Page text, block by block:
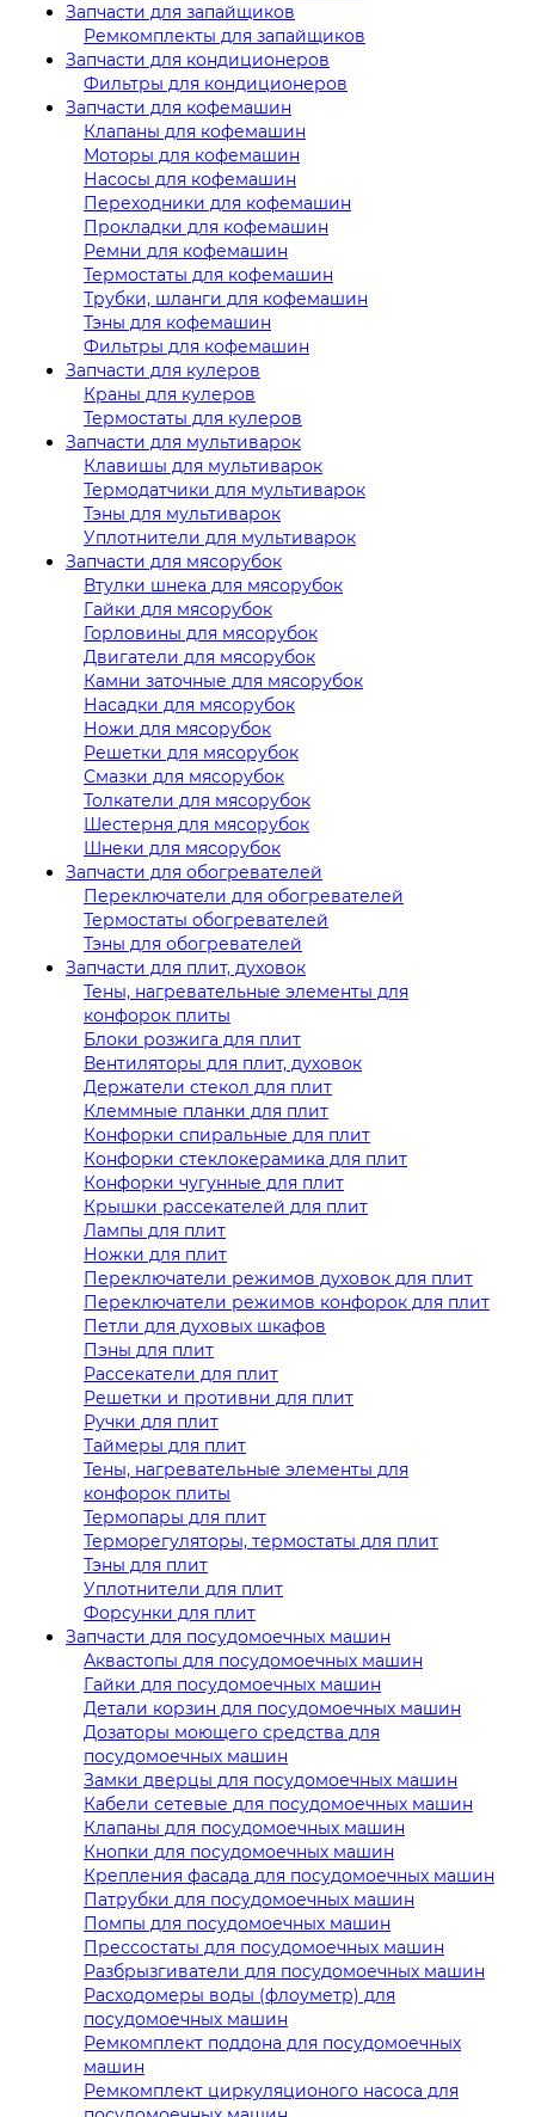
Запчасти для запайщиков
Ремкомплекты для запайщиков
Запчасти для кондиционеров
Фильтры для кондиционеров
Запчасти для кофемашин
Клапаны для кофемашин
Моторы для кофемашин
Насосы для кофемашин
Переходники для кофемашин
Прокладки для кофемашин
Ремни для кофемашин
Термостаты для кофемашин
Трубки, шланги для кофемашин
Тэны для кофемашин
Фильтры для кофемашин
Запчасти для кулеров
Краны для кулеров
Термостаты для кулеров
Запчасти для мультиварок
Клавишы для мультиварок
Термодатчики для мультиварок
Тэны для мультиварок
Уплотнители для мультиварок
Запчасти для мясорубок
Втулки шнека для мясорубок
Гайки для мясорубок
Горловины для мясорубок
Двигатели для мясорубок
Камни заточные для мясорубок
Насадки для мясорубок
Ножи для мясорубок
Решетки для мясорубок
Смазки для мясорубок
Толкатели для мясорубок
Шестерня для мясорубок
Шнеки для мясорубок
Запчасти для обогревателей
Переключатели для обогревателей
Термостаты обогревателей
Тэны для обогревателей
Запчасти для плит, духовок
Тены, нагревательные элементы для
конфорок плиты
Блоки розжига для плит
Вентиляторы для плит, духовок
Держатели стекол для плит
Клеммные планки для плит
Конфорки спиральные для плит
Конфорки стеклокерамика для плит
Конфорки чугунные для плит
Крышки рассекателей для плит
Лампы для плит
Ножки для плит
Переключатели режимов духовок для плит
Переключатели режимов конфорок для плит
Петли для духовых шкафов
Пэны для плит
Рассекатели для плит
Решетки и противни для плит
Ручки для плит
Таймеры для плит
Тены, нагревательные элементы для
конфорок плиты
Термопары для плит
Терморегуляторы, термостаты для плит
Тэны для плит
Уплотнители для плит
Форсунки для плит
Запчасти для посудомоечных машин
Аквастопы для посудомоечных машин
Гайки для посудомоечных машин
Детали корзин для посудомоечных машин
Дозаторы моющего средства для
посудомоечных машин
Замки дверцы для посудомоечных машин
Кабели сетевые для посудомоечных машин
Клапаны для посудомоечных машин
Кнопки для посудомоечных машин
Крепления фасада для посудомоечных машин
Патрубки для посудомоечных машин
Помпы для посудомоечных машин
Прессостаты для посудомоечных машин
Разбрызгиватели для посудомоечных машин
Расходомеры воды (флоуметр) для
посудомоечных машин
Ремкомплект поддона для посудомоечных
машин
Ремкомплект циркуляционого насоса для